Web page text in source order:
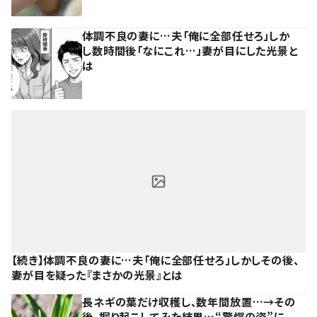
体調不良の妻に…夫「俺に全部任せろ」しか
し数時間後「なにこれ…」妻が目にした光景と
は
【続き】体調不良の妻に…夫「俺に全部任せろ」しかしその後、
妻が目を疑った『まさかの光景』とは
長ネギの葉だけ収穫し、数年間放置…→その